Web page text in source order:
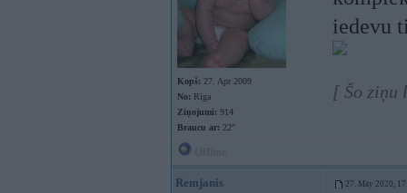
Kopš: 27. Apr 2009
No: Rīga
Ziņojumi: 914
Braucu ar: 22″
iedevu
[ Šo ziņu
Remjanis 27. May 2020,